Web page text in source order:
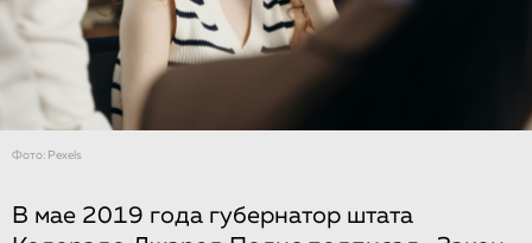
Фото: Pexels
В мае 2019 года губернатор штата